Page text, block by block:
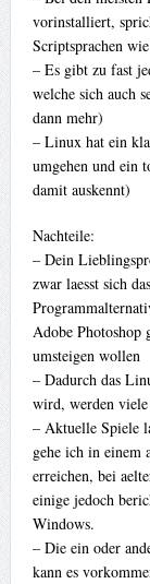
vorinstalliert,
Scriptsprachen
– Es gibt zu fast
welche sich auch
dann mehr)
– Linux hat ein
umgehen und ein
damit auskennt)
Nachteile:
– Dein
zwar laesst sich
Adobe Photoshop
umsteigen wollen
– Dadurch das
wird, werden viele
– Aktuelle Spiele
gehe ich in einem
erreichen, bei
einige jedoch
Windows.
– Die ein oder
kann es